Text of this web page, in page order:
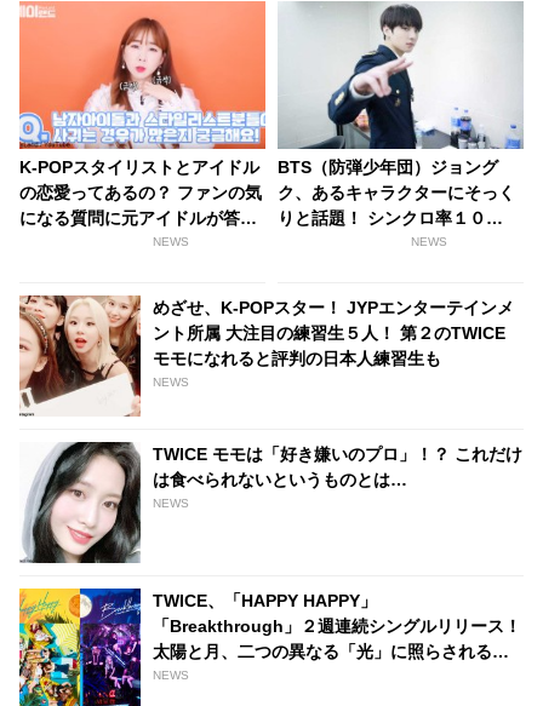
K-POPスタイリストとアイドル
の恋愛ってあるの？ ファンの気
になる質問に元アイドルが答え
NEWS
BTS（防弾少年団）ジョング
ク、あるキャラクターにそっく
りと話題！ シンクロ率１０
NEWS
めざせ、K-POPスター！ JYPエンターテインメ
ント所属 大注目の練習生５人！ 第２のTWICE
モモになれると評判の日本人練習生も
NEWS
TWICE モモは「好き嫌いのプロ」！？ これだけ
は食べられないというものとは…
NEWS
TWICE、「HAPPY HAPPY」
「Breakthrough」２週連続シングルリリース！
太陽と月、二つの異なる「光」に照らされる二
面の魅力を発揮したジャケット写真が公開
NEWS